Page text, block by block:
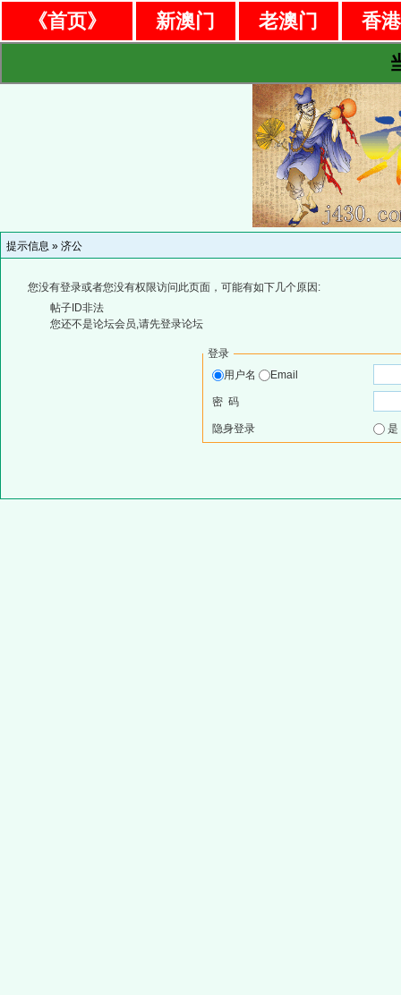
《首页》 新澳门 老澳门
香
提示信息 » 济公
您没有登录或者您没有权限访问此页面，可能有如下几个原因:
帖子ID非法
您还不是论坛会员,请先登录论坛
登录
用户名
Email
密 码
隐身登录